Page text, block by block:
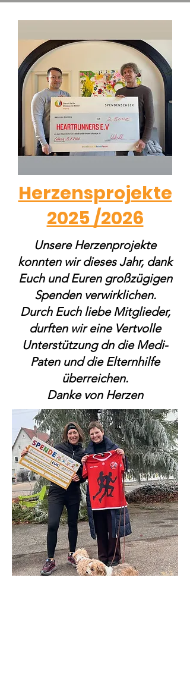
Herzensprojekte
2025 /2026
Unsere Herzenprojekte
konnten wir dieses Jahr, dank
Euch und Euren großzügigen
Spenden verwirklichen.
Durch Euch liebe Mitglieder,
durften wir eine Vertvolle
Unterstützung dn die Medi-
Paten und die Elternhilfe
überreichen.
Danke von Herzen